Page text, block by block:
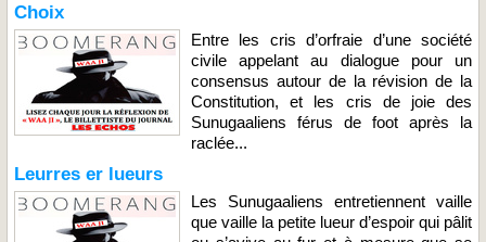
Choix
Entre les cris d’orfraie d’une société
civile appelant au dialogue pour un
consensus autour de la révision de la
Constitution, et les cris de joie des
Sunugaaliens férus de foot après la
raclée...
Leurres er lueurs
Les Sunugaaliens entretiennent vaille
que vaille la petite lueur d’espoir qui pâlit